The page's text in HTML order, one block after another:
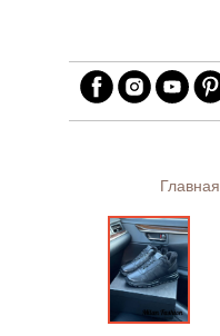
Главная